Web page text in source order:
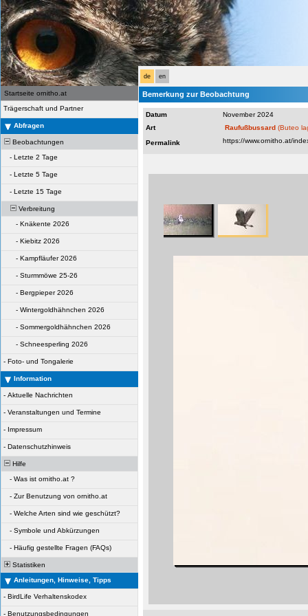
de en
Startseite ornitho.at
Trägerschaft und Partner
Abfragen
Beobachtungen
- Letzte 2 Tage
- Letzte 5 Tage
- Letzte 15 Tage
Verbreitung
- Knäkente 2026
- Kiebitz 2026
- Kampfläufer 2026
- Sturmmöwe 25-26
- Bergpieper 2026
- Wintergoldhähnchen 2026
- Sommergoldhähnchen 2026
- Schneesperling 2026
- Foto- und Tongalerie
Information
- Aktuelle Nachrichten
- Veranstaltungen und Termine
- Impressum
- Datenschutzhinweis
Hilfe
- Was ist ornitho.at ?
- Zur Benutzung von ornitho.at
- Welche Arten sind wie geschützt?
- Symbole und Abkürzungen
- Häufig gestellte Fragen (FAQs)
Statistiken
Anleitungen, Hinweise, Tipps
- BirdLife Verhaltenskodex
- Benutzungsbedingungen
Bemerkung zur Beobachtung
Datum
November 2024
Art
Raufußbussard (Buteo
Permalink